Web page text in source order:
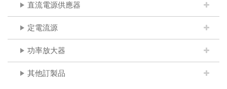
直流電源供應器
定電流源
功率放大器
其他訂製品